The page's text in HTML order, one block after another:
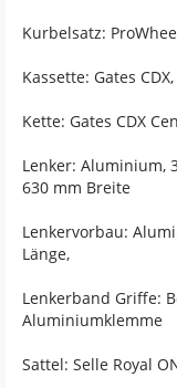
Kurbelsatz:
Kassette: Gates
Kette: Gates CDX
Lenker: Aluminium,
630 mm Breite
Lenkervorbau:
Länge,
Lenkerband Griffe:
Aluminiumklemme
Sattel: Selle Royal